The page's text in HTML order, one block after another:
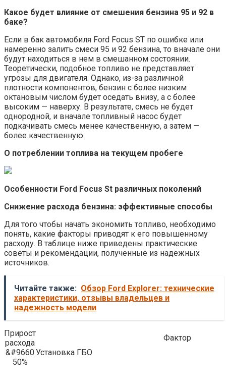
Какое будет влияние от смешения бензина 95 и 92 в
баке?
Если в бак автомобиля Ford Focus ST по ошибке или
намеренно залить смеси 95 и 92 бензина, то вначале они
будут находиться в нем в смешанном состоянии.
Теоретически, подобное топливо не представляет
угрозы для двигателя. Однако, из-за различной
плотности компонентов, бензин с более низким
октановым числом будет оседать внизу, а с более
высоким — наверху. В результате, смесь не будет
однородной, и вначале топливный насос будет
подкачивать смесь менее качественную, а затем —
более качественную.
О потреблении топлива на текущем пробеге
Особенности Ford Focus St различных поколений
Снижение расхода бензина: эффективные способы
Для того чтобы начать экономить топливо, необходимо
понять, какие факторы приводят к его повышенному
расходу. В таблице ниже приведены практические
советы и рекомендации, полученные из надежных
источников.
Читайте также: Обзор Ford Explorer: технические
характеристики, отзывы владельцев и
надежность модели
Прирост
расхода
Фактор
&#9660
50%
Установка ГБО